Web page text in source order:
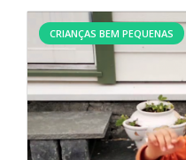
CRIANÇAS BEM PEQUENAS